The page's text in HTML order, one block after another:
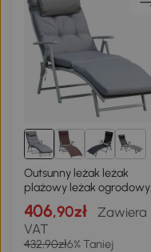
1+
Outsunny leżak leżak
plażowy leżak ogrodowy
składany regulowany
metal szary
406,90zł
Zawiera
VAT
432,90zł6% Taniej